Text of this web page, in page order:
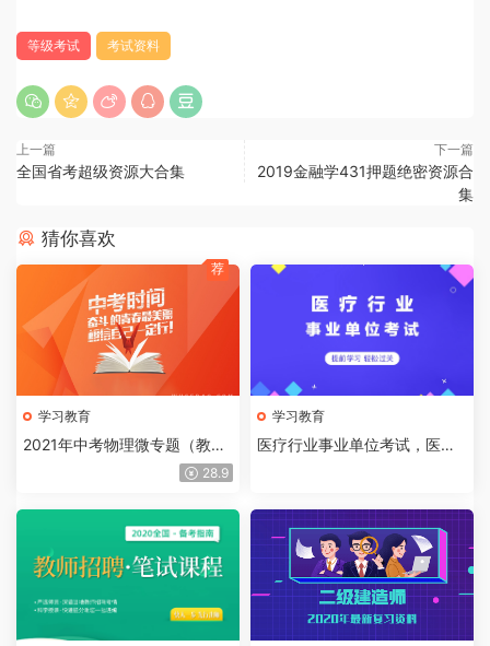
等级考试 考试资料
上一篇
全国省考超级资源大合集
下一篇
2019金融学431押题绝密资源合
集
猜你喜欢
学习教育
2021年中考物理微专题（教师
版+学生版）辅导机构专用28.9
荐
学习教育
医疗行业事业单位考试，医学